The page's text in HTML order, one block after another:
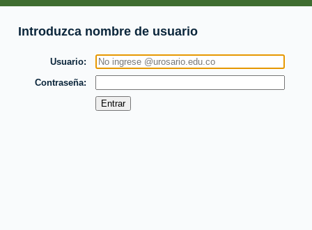
Introduzca nombre de usuario
Usuario
Contraseña